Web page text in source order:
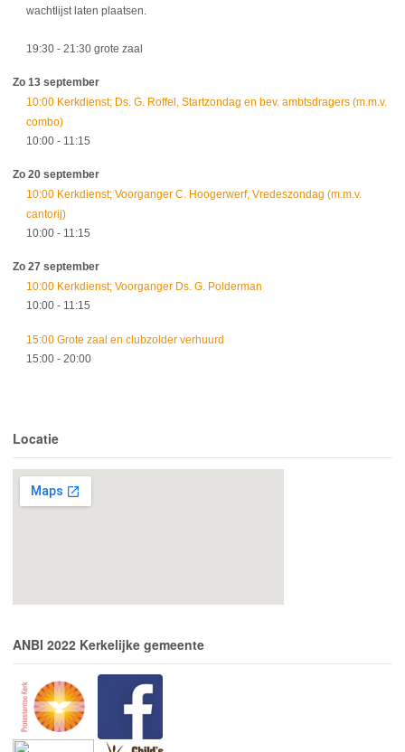
wachtlijst laten plaatsen.
19:30 - 21:30 grote zaal
Zo 13 september
10:00 Kerkdienst; Ds. G. Roffel, Startzondag en bev. ambtsdragers (m.m.v.
combo)
10:00 - 11:15
Zo 20 september
10:00 Kerkdienst; Voorganger C. Hoogerwerf, Vredeszondag (m.m.v.
cantorij)
10:00 - 11:15
Zo 27 september
10:00 Kerkdienst; Voorganger Ds. G. Polderman
10:00 - 11:15
15:00 Grote zaal en clubzolder verhuurd
15:00 - 20:00
Locatie
ANBI 2022 Kerkelijke gemeente